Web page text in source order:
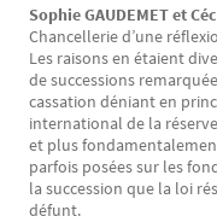
Sophie GAUDEMET et
Chancellerie d’une
Les raisons en étaient
de successions
cassation déniant en
international de la
et plus
parfois posées sur les
la succession que la loi
défunt.